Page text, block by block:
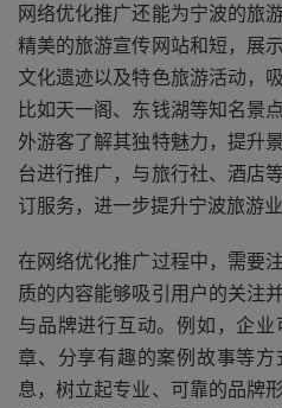
网络优化推广还能为宁波的旅
精美的旅游宣传网站和短，展
文化遗迹以及特色旅游活动，
比如天一阁、东钱湖等知名景
外游客了解其独特魅力，提升
台进行推广，与旅行社、酒店
订服务，进一步提升宁波旅游
在网络优化推广过程中，需要
质的内容能够吸引用户的关注
与品牌进行互动。例如，企
章、分享有趣的案例故事等
息，树立起专业、可靠的品牌